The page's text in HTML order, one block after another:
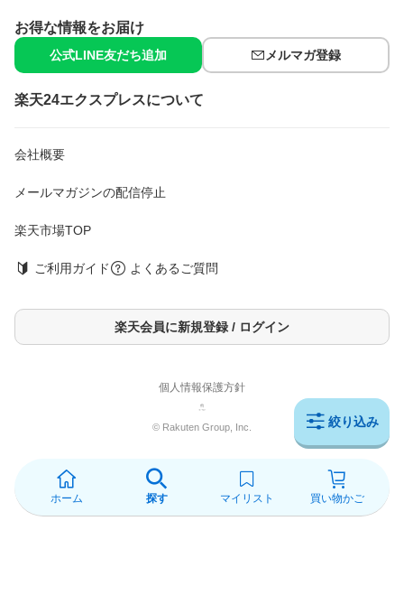
絞り込み
お得な情報をお届け
公式LINE友だち追加 メルマガ登録
楽天24エクスプレスについて
会社概要
メールマガジンの配信停止
楽天市場TOP
ご利用ガイド よくあるご質問
楽天会員に新規登録 / ログイン
個人情報保護方針
© Rakuten Group, Inc.
ホーム 探す マイリスト 買い物かご